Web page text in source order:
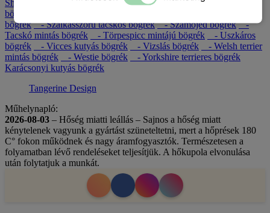
Shih-tzu mintás bögrék - Sinka bögrék
- Skót juhászkutya
bögrék
bögrék - Szálkásszőrű tacskós bögrék - Szamojéd bögrék -
Tacskó mintás bögrék
- Törpespicc mintájú bögrék
- Uszkáros
bögrék
- Vicces kutyás bögrék - Vizslás bögrék
- Welsh terrier
mintás bögrék
- Westie bögrék
- Yorkshire terrieres bögrék
Karácsonyi kutyás bögrék
Tangerine Design
Műhelynapló:
2026-08-03 – Hőség miatti leállás – Sajnos a hőség miatt
kénytelenek vagyunk a gyártást szüneteltetni, mert a hőprések 180
C° fokon működnek és nagy áramfogyasztók. Természetesen a
folyamatban lévő rendeléseket teljesítjük. A hőkupola elvonulása
után folytatjuk a munkát.